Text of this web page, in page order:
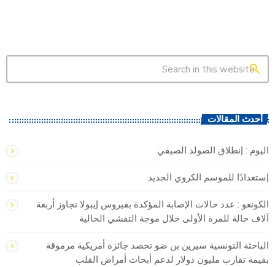
search
أحدث المقالات
اليوم : إنطلاق الصولد الصيفي
إستعدادًا للموسم الكروي الجديد
الكونغو : ​عدد حالات الإصابة المؤكدة بفيروس إيبولا تجاوز ‌أربعة
آلاف ‌حالة للمرة الأولى ‌خلال موجة التفشي الحالية
الباحثة التونسية سيرين بن ضو تحصد جائزة أمريكية مرموقة
بقيمة تقارب مليون دولار لدعم أبحاث أمراض القلب